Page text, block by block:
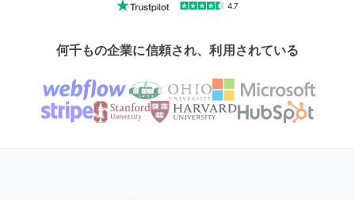
4.7
何千もの企業に信頼され、利用されている